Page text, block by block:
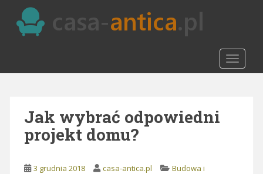
o
Jak wybrać odpowiedni
projekt domu?
3 grudnia 2018 casa-antica.pl
Budowa i